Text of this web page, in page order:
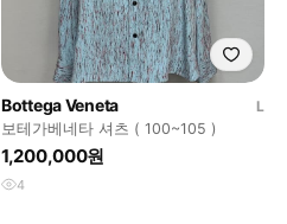
Bottega Veneta
L
보테가베네타 셔츠 ( 100~105 )
1,200,000원
4